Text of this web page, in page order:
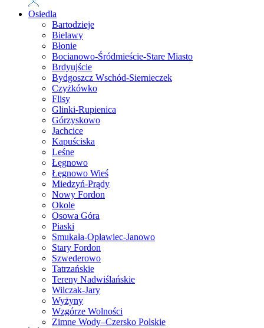
Osiedla
Bartodzieje
Bielawy
Błonie
Bocianowo-Śródmieście-Stare Miasto
Brdyujście
Bydgoszcz Wschód-Siernieczek
Czyżkówko
Flisy
Glinki-Rupienica
Górzyskowo
Jachcice
Kapuściska
Leśne
Łęgnowo
Łęgnowo Wieś
Miedzyń-Prądy
Nowy Fordon
Okole
Osowa Góra
Piaski
Smukała-Opławiec-Janowo
Stary Fordon
Szwederowo
Tatrzańskie
Tereny Nadwiślańskie
Wilczak-Jary
Wyżyny
Wzgórze Wolności
Zimne Wody–Czersko Polskie